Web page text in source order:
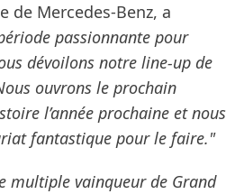
de Mercedes-Benz, a
passionnante pour
dévoilons notre line-up de
ouvrons le prochain
l’année prochaine et nous
fantastique pour le faire."
multiple vainqueur de Grand